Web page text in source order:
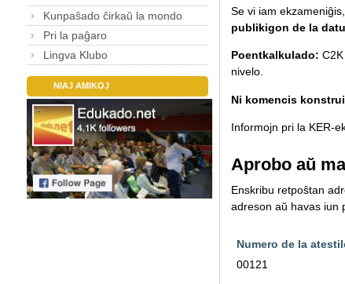
Kunpaŝado ĉirkaŭ la mondo
Pri la paĝaro
Lingva Klubo
NIAJ AMIKOJ
Se vi iam ekzameniĝis,
publikigon de la
Poentkalkulado:
nivelo.
Ni komencis
Informojn pri la KER-
Aprobo aŭ
Enskribu retpoŝtan
adreson aŭ havas iun
Numero de la
00121